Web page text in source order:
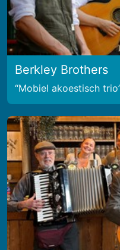
Berkley Brothers
Mobiel akoestisch trio